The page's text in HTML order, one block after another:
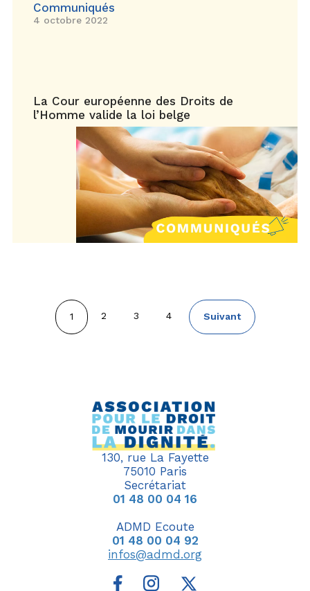
Communiqués
4 octobre 2022
La Cour européenne des Droits de
l’Homme valide la loi belge
Page
courante
1 Page
2 Page
3 Page
4
Page
Suivant
130, rue La Fayette
75010 Paris
Secrétariat
01 48 00 04 16
ADMD Ecoute
01 48 00 04 92
infos@admd.org